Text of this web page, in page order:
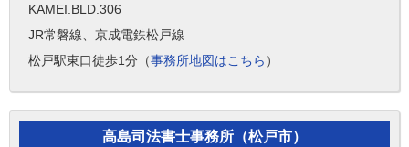
KAMEI.BLD.306
JR常磐線、京成電鉄松戸線
松戸駅東口徒歩1分（事務所地図はこちら ）
高島司法書士事務所（松戸市）